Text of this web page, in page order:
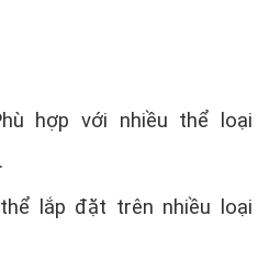
hợp với nhiều thể loại
lắp đặt trên nhiều loại